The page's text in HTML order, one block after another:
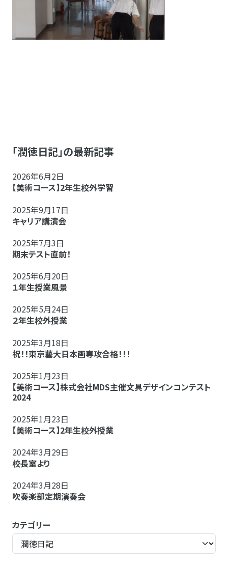
「潤徳日記」の最新記事
2026年6月2日
【美術コース】2年生校外学習
2025年9月17日
キャリア講演会
2025年7月3日
期末テスト直前！
2025年6月20日
１年生授業風景
2025年5月24日
２年生校外授業
2025年3月18日
祝！！東京藝大日本画専攻合格！！！
2025年1月23日
【美術コース】株式会社MDS主催文具デザインコンテスト
2024
2025年1月23日
【美術コース】2年生校外授業
2024年3月29日
校長室より
2024年3月28日
吹奏楽部定期演奏会
カテゴリー